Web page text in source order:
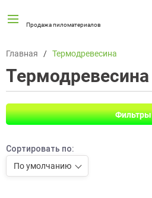
Продажа пиломатериалов
Главная Термодревесина
Термодревесина
Фильтры
Сортировать по:
По умолчанию